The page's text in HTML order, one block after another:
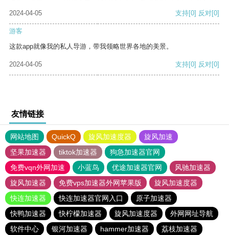
2024-04-05 支持[0] 反对[0]
游客
这款app就像我的私人导游，带我领略世界各地的美景。
2024-04-05 支持[0] 反对[0]
友情链接
网站地图 QuickQ 旋风加速度器
旋风加速
坚果加速器
tiktok加速器
狗急加速器官网
免费vqn外网加速
小蓝鸟 优途加速器官网
风驰加速器
旋风加速器
免费vps加速器外网苹果版
旋风加速度器
快连加速器
快连加速器官网入口
原子加速器
快鸭加速器
快柠檬加速器 旋风加速度器
外网网址导航
软件中心
银河加速器 hammer加速器 荔枝加速器